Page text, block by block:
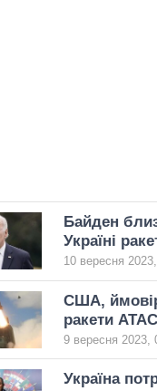
Байден
Україні
10 вересня
США,
ракети
9 вересня 2023,
Україна